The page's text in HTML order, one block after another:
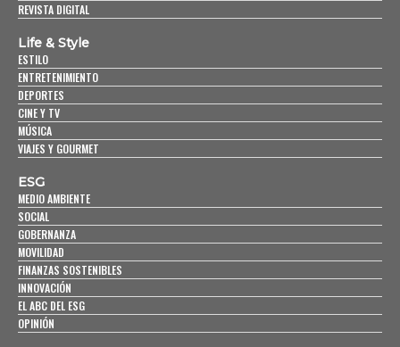
REVISTA DIGITAL
Life & Style
ESTILO
ENTRETENIMIENTO
DEPORTES
CINE Y TV
MÚSICA
VIAJES Y GOURMET
ESG
MEDIO AMBIENTE
SOCIAL
GOBERNANZA
MOVILIDAD
FINANZAS SOSTENIBLES
INNOVACIÓN
EL ABC DEL ESG
OPINIÓN